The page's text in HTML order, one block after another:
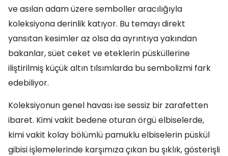
ve asılan adam üzere semboller aracılığıyla
koleksiyona derinlik katıyor. Bu temayı direkt
yansıtan kesimler az olsa da ayrıntıya yakından
bakanlar, süet ceket ve eteklerin püsküllerine
iliştirilmiş küçük altın tılsımlarda bu sembolizmi fark
edebiliyor.
Koleksiyonun genel havası ise sessiz bir zarafetten
ibaret. Kimi vakit bedene oturan örgü elbiselerde,
kimi vakit kolay bölümlü pamuklu elbiselerin püskül
gibisi işlemelerinde karşımıza çıkan bu şıklık, gösterişli